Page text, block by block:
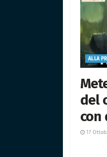
ALLA
del
con
17